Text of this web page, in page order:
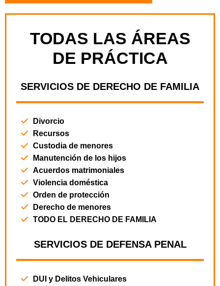
TODAS LAS ÁREAS
DE PRÁCTICA
SERVICIOS DE DERECHO DE FAMILIA
Divorcio
Recursos
Custodia de menores
Manutención de los hijos
Acuerdos matrimoniales
Violencia doméstica
Orden de protección
Derecho de menores
TODO EL DERECHO DE FAMILIA
SERVICIOS DE DEFENSA PENAL
DUI y Delitos Vehiculares